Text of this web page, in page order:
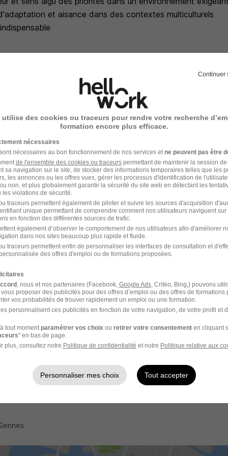
et aisance dans des contextes multiculturels
dynamique où le travail en équipe est au coeur de tout
à nos clients de maintenir leurs matériels au niveau de
soient les circonstances.
nos clients et de nos produits, le pôle PE3A offre des
un poste où chaque journée apporte son lot de
!
Engagée, reconnait tous les talents. La diversité est
nous !Le poste pouvant nécessiter d'accéder à des
nationale, la personne retenue fera l'objet d'une procédure
des articles R.2311-1 et suivants du Code de
09 août 2021.
Thales
un avenir de confiance
mondial des hautes technologies spécialisé dans trois
Aéronautique & Spatial, et Cyber & Digital. Il développe des
à un monde plus sûr, plus respectueux de
de 4,5 milliards d'euros par an en Recherche &
domaines clés de l'innovation tels que l'IA, la
et la 6G. Thales compte près de 85 000 collaborateurs
vos avantages
Continuer
utilise des cookies ou traceurs pour rendre votre recherche
formation encore plus efficace.
nécessaires
nécessaires au bon fonctionnement de nos services et ne peuvent pas être
de l'ensemble des cookies ou traceurspermettant de maintenir la session
sa navigation sur le site, de stocker des informations temporaires telles que les
les annonces ou les offres vues, gérer les processus d'identification de
non, et plus globalement garantir la sécurité du site web en détectant les
violations de sécurité.
traceurs permettent également de piloter et suivre les sources d'acquisition
unique permettant de comprendre comment nos utilisateurs naviguent sur
en fonction des différentes sources de trafic.
également d’observer le comportement de nos utilisateurs afin d'améliorer
dans nos sites beaucoup plus rapide et fluide.
traceurs permettent enfin de personnaliser les interfaces de consultation et
des offres d'emploi ou de formations proposées.
, nous et nos partenaires (Facebook, Google Ads, Critéo, Bing,) pouvons
proposer des publicités pour des offres d’emploi ou des offres de formations
vos probabilités de trouver rapidement un emploi ou une formation.
personnalisent ces publicités en fonction de votre navigation, de votre profil et
tout moment paramétrer vos choix ou retirer votre consentementen cliquant
" en bas de page.
plus, consultez notre Politique de confidentialité et notre Politique relative aux
Personnaliser mes choix Tout accepter